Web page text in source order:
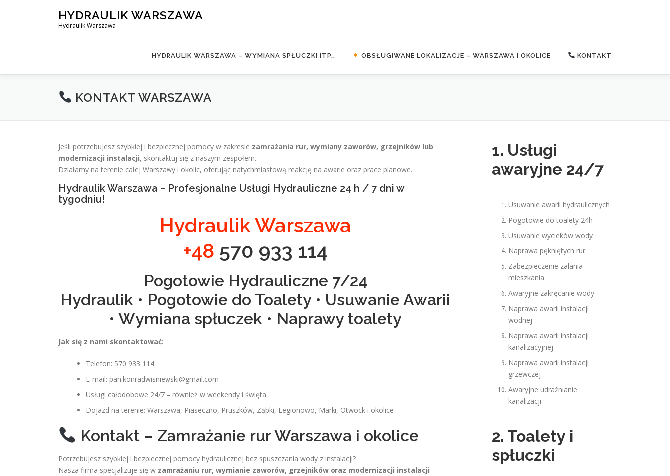
HYDRAULIK WARSZAWA
Hydraulik Warszawa
HYDRAULIK WARSZAWA – WYMIANA SPŁUCZKI ITP.. OBSŁUGIWANE LOKALIZACJE – WARSZAWA I OKOLICE KONTAKT
KONTAKT WARSZAWA
Jeśli potrzebujesz szybkiej i bezpiecznej pomocy w zakresie zamrażania rur, wymiany zaworów, grzejników lub
modernizacji instalacji, skontaktuj się z naszym zespołem.
Działamy na terenie całej Warszawy i okolic, oferując natychmiastową reakcję na awarie oraz prace planowe.
Hydraulik Warszawa – Profesjonalne Usługi Hydrauliczne 24 h / 7 dni w
tygodniu!
Hydraulik Warszawa
+48 570 933 114
Pogotowie Hydrauliczne 7/24
Hydraulik • Pogotowie do Toalety • Usuwanie Awarii
• Wymiana spłuczek • Naprawy toalety
Jak się z nami skontaktować:
Telefon: 570 933 114
E-mail: pan.konradwisniewski@gmail.com
Usługi całodobowe 24/7 – również w weekendy i święta
Dojazd na terenie: Warszawa, Piaseczno, Pruszków, Ząbki, Legionowo, Marki, Otwock i okolice
Kontakt – Zamrażanie rur Warszawa i okolice
Potrzebujesz szybkiej i bezpiecznej pomocy hydraulicznej bez spuszczania wody z instalacji?
Nasza firma specjalizuje się w zamrażaniu rur, wymianie zaworów, grzejników oraz modernizacji instalacji
1. Usługi
awaryjne 24/7
Usuwanie awarii hydraulicznych
Pogotowie do toalety 24h
Usuwanie wycieków wody
Naprawa pękniętych rur
Zabezpieczenie zalania
mieszkania
Awaryjne zakręcanie wody
Naprawa awarii instalacji
wodnej
Naprawa awarii instalacji
kanalizacyjnej
Naprawa awarii instalacji
grzewczej
Awaryjne udrażnianie
kanalizacji
2. Toalety i
spłuczki